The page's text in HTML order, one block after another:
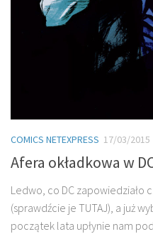
COMICS NETEXPRESS 17/03/2015
Afera okładkowa w
Ledwo, co DC zapowiedziało
(sprawdźcie je TUTAJ), a już
początek lata upłynie nam